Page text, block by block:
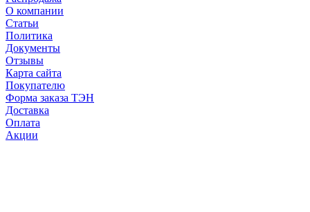
О компании
Статьи
Политика
Документы
Отзывы
Карта сайта
Покупателю
Форма заказа ТЭН
Доставка
Оплата
Акции